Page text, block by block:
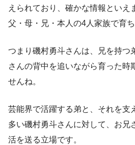
えられており、確かな情報といえ
父・母・兄・本人の4人家族で育ち
つまり磯村勇斗さんは、兄を持つ
さんの背中を追いながら育った時
せんね。
芸能界で活躍する弟と、それを支
多い磯村勇斗さんに対して、お兄
活を送る立場です。